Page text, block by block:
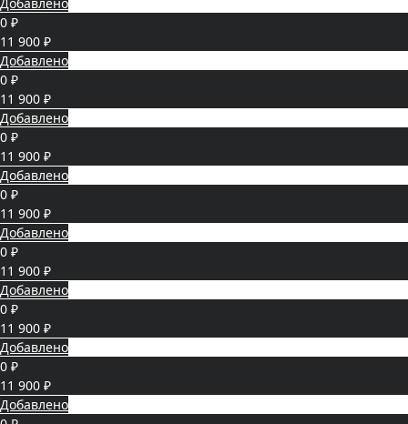
0 ₽
11 900 ₽
Добавлено
0 ₽
11 900 ₽
Добавлено
0 ₽
11 900 ₽
Добавлено
0 ₽
11 900 ₽
Добавлено
0 ₽
11 900 ₽
Добавлено
0 ₽
11 900 ₽
Добавлено
0 ₽
11 900 ₽
Добавлено